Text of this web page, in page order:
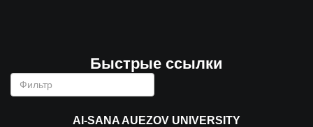
Быстрые ссылки
AI-SANA AUEZOV UNIVERSITY